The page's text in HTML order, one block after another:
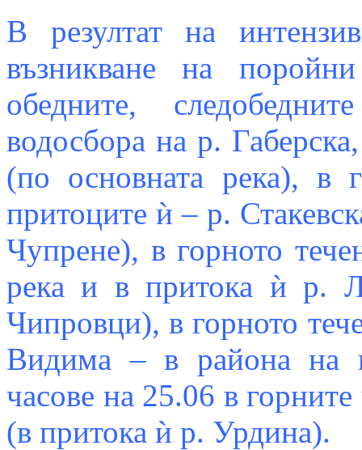
В резултат на
възникване на
обедните,
водосбора на р.
(по основната река), в
притоците ѝ – р.
Чупрене), в горното
река и в притока ѝ р.
Чипровци), в горното
Видима – в района на
часове на 25.06 в
(в притока ѝ р. Урдина).